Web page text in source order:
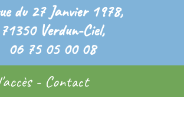
du 27 Janvier 1978,
71350 Verdun-Ciel,
06 75 05 00 08
- Contact